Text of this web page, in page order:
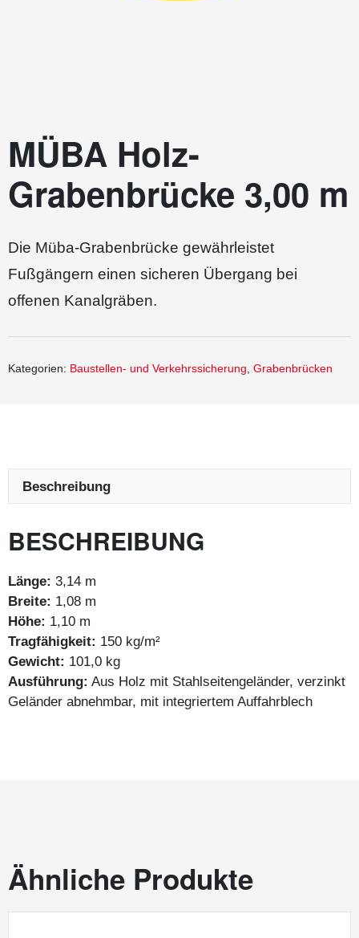
MÜBA Holz-
Grabenbrücke 3,00 m
Die Müba-Grabenbrücke gewährleistet
Fußgängern einen sicheren Übergang bei
offenen Kanalgräben.
Kategorien: Baustellen- und Verkehrssicherung, Grabenbrücken
Beschreibung
BESCHREIBUNG
Länge: 3,14 m
Breite: 1,08 m
Höhe: 1,10 m
Tragfähigkeit: 150 kg/m²
Gewicht: 101,0 kg
Ausführung: Aus Holz mit Stahlseitengeländer, verzinkt
Geländer abnehmbar, mit integriertem Auffahrblech
Ähnliche Produkte